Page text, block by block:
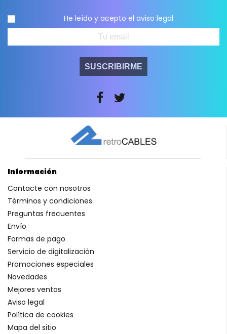
He leído y acepto el aviso legal
SUSCRIBIRME
Información
Contacte con nosotros
Términos y condiciones
Preguntas frecuentes
Envío
Formas de pago
Servicio de digitalización
Promociones especiales
Novedades
Mejores ventas
Aviso legal
Política de cookies
Mapa del sitio